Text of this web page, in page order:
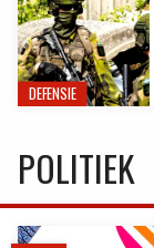
DEFENSIE
POLITIEK